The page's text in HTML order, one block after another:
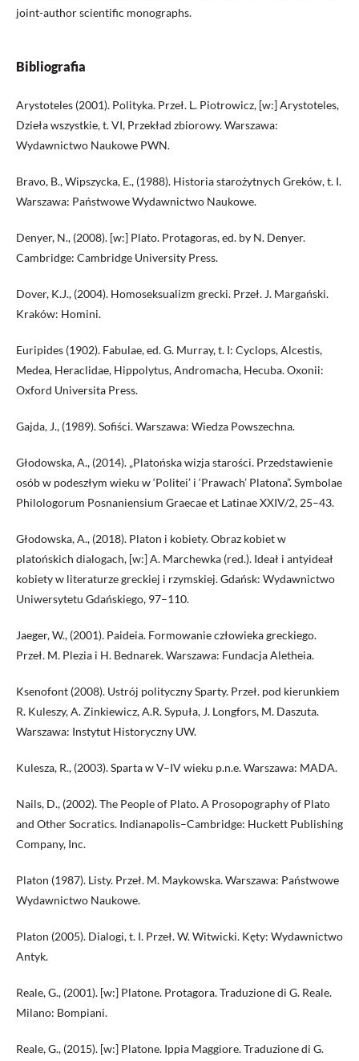
joint-author scientific monographs.
Bibliografia
Arystoteles (2001). Polityka. Przeł. L. Piotrowicz, [w:] Arystoteles,
Dzieła wszystkie, t. VI, Przekład zbiorowy. Warszawa:
Wydawnictwo Naukowe PWN.
Bravo, B., Wipszycka, E., (1988). Historia starożytnych Greków, t. I.
Warszawa: Państwowe Wydawnictwo Naukowe.
Denyer, N., (2008). [w:] Plato. Protagoras, ed. by N. Denyer.
Cambridge: Cambridge University Press.
Dover, K.J., (2004). Homoseksualizm grecki. Przeł. J. Margański.
Kraków: Homini.
Euripides (1902). Fabulae, ed. G. Murray, t. I: Cyclops, Alcestis,
Medea, Heraclidae, Hippolytus, Andromacha, Hecuba. Oxonii:
Oxford Universita Press.
Gajda, J., (1989). Sofiści. Warszawa: Wiedza Powszechna.
Głodowska, A., (2014). „Platońska wizja starości. Przedstawienie
osób w podeszłym wieku w ‘Politei’ i ‘Prawach’ Platona”. Symbolae
Philologorum Posnaniensium Graecae et Latinae XXIV/2, 25–43.
Głodowska, A., (2018). Platon i kobiety. Obraz kobiet w
platońskich dialogach, [w:] A. Marchewka (red.). Ideał i antyideał
kobiety w literaturze greckiej i rzymskiej. Gdańsk: Wydawnictwo
Uniwersytetu Gdańskiego, 97–110.
Jaeger, W., (2001). Paideia. Formowanie człowieka greckiego.
Przeł. M. Plezia i H. Bednarek. Warszawa: Fundacja Aletheia.
Ksenofont (2008). Ustrój polityczny Sparty. Przeł. pod kierunkiem
R. Kuleszy, A. Zinkiewicz, A.R. Sypuła, J. Longfors, M. Daszuta.
Warszawa: Instytut Historyczny UW.
Kulesza, R., (2003). Sparta w V–IV wieku p.n.e. Warszawa: MADA.
Nails, D., (2002). The People of Plato. A Prosopography of Plato
and Other Socratics. Indianapolis–Cambridge: Huckett Publishing
Company, Inc.
Platon (1987). Listy. Przeł. M. Maykowska. Warszawa: Państwowe
Wydawnictwo Naukowe.
Platon (2005). Dialogi, t. I. Przeł. W. Witwicki. Kęty: Wydawnictwo
Antyk.
Reale, G., (2001). [w:] Platone. Protagora. Traduzione di G. Reale.
Milano: Bompiani.
Reale, G., (2015). [w:] Platone. Ippia Maggiore. Traduzione di G.